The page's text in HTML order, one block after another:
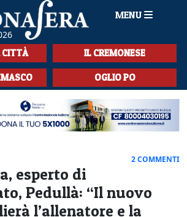
MENU
CITTÀ IL CREMONESE
OGLIO PO
2 COMMENTI
esperto di
Pedullà: “Il nuovo
l’allenatore e la